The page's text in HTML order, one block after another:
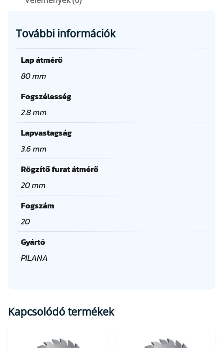
+
1
0
9
3
1
F
)
m
n
i
g
További információk
Lap átmérő
80 mm
Fogszélesség
2.8 mm
Lapvastagság
3.6 mm
Rögzítő furat átmérő
20 mm
Fogszám
20
Gyártó
PILANA
Kapcsolódó termékek